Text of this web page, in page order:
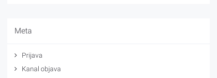
Meta
Prijava
Kanal objava